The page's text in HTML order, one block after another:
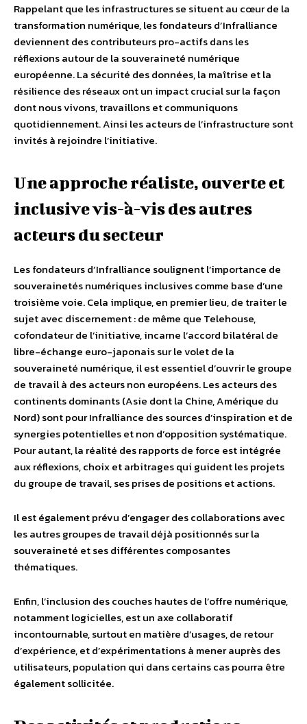
Rappelant que les infrastructures se situent au cœur de la
transformation numérique, les fondateurs d’Infralliance
deviennent des contributeurs pro-actifs dans les
réflexions autour de la souveraineté numérique
européenne. La sécurité des données, la maîtrise et la
résilience des réseaux ont un impact crucial sur la façon
dont nous vivons, travaillons et communiquons
quotidiennement. Ainsi les acteurs de l’infrastructure sont
invités à rejoindre l’initiative.
Une approche réaliste, ouverte et
inclusive vis-à-vis des autres
acteurs du secteur
Les fondateurs d’Infralliance soulignent l’importance de
souverainetés numériques inclusives comme base d’une
troisième voie. Cela implique, en premier lieu, de traiter le
sujet avec discernement : de même que Telehouse,
cofondateur de l’initiative, incarne l’accord bilatéral de
libre-échange euro-japonais sur le volet de la
souveraineté numérique, il est essentiel d’ouvrir le groupe
de travail à des acteurs non européens. Les acteurs des
continents dominants (Asie dont la Chine, Amérique du
Nord) sont pour Infralliance des sources d’inspiration et de
synergies potentielles et non d’opposition systématique.
Pour autant, la réalité des rapports de force est intégrée
aux réflexions, choix et arbitrages qui guident les projets
du groupe de travail, ses prises de positions et actions.
Il est également prévu d’engager des collaborations avec
les autres groupes de travail déjà positionnés sur la
souveraineté et ses différentes composantes
thématiques.
Enfin, l’inclusion des couches hautes de l’offre numérique,
notamment logicielles, est un axe collaboratif
incontournable, surtout en matière d’usages, de retour
d’expérience, et d’expérimentations à mener auprès des
utilisateurs, population qui dans certains cas pourra être
également sollicitée.